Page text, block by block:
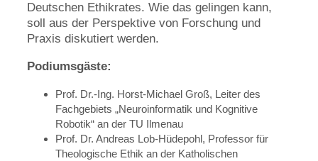
Deutschen Ethikrates. Wie das gelingen kann,
soll aus der Perspektive von Forschung und
Praxis diskutiert werden.
Podiumsgäste:
Prof. Dr.-Ing. Horst-Michael Groß, Leiter des
Fachgebiets „Neuroinformatik und Kognitive
Robotik“ an der TU Ilmenau
Prof. Dr. Andreas Lob-Hüdepohl, Professor für
Theologische Ethik an der Katholischen